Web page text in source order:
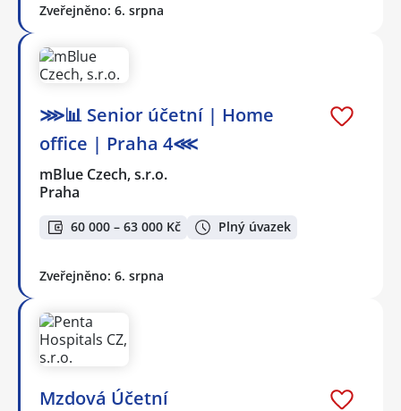
Zveřejněno: 6. srpna
⋙📊 Senior účetní | Home
office | Praha 4⋘
mBlue Czech, s.r.o.
Praha
60 000 – 63 000 Kč Plný úvazek
Zveřejněno: 6. srpna
Mzdová Účetní